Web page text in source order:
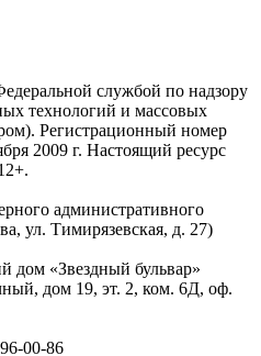
службой по надзору
технологий и массовых
Регистрационный номер
2009 г. Настоящий ресурс
административного
ул. Тимирязевская, д. 27)
дом «Звездный бульвар»
дом 19, эт. 2, ком. 6Д, оф.
00-86